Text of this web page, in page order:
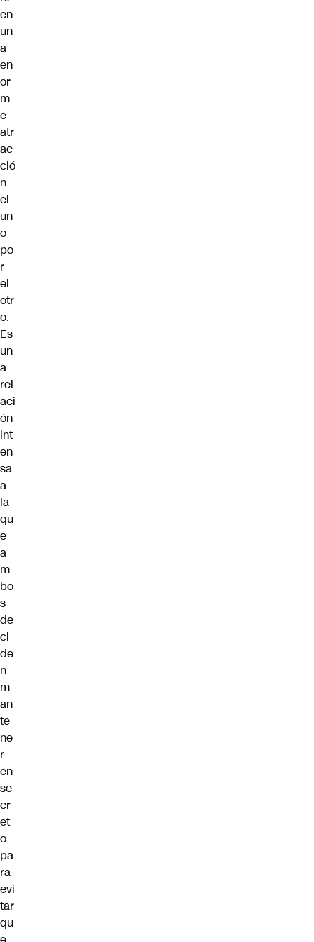
en
un
a
en
or
m
e
atr
ac
ció
n
el
un
o
po
r
el
otr
o.
Es
un
a
rel
aci
ón
int
en
sa
a
la
qu
e
a
m
bo
s
de
ci
de
n
m
an
te
ne
r
en
se
cr
et
o
pa
ra
evi
tar
qu